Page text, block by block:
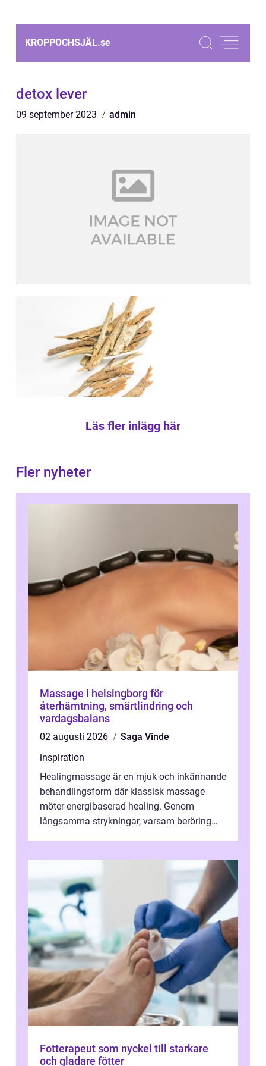
KROPPOCHSJÄL.se
detox lever
09 september 2023 admin
Läs fler inlägg här
Fler nyheter
Massage i helsingborg för
återhämtning, smärtlindring och
vardagsbalans
02 augusti 2026
Saga Vinde
inspiration
Healingmassage är en mjuk och inkännande
behandlingsform där klassisk massage
möter energibaserad healing. Genom
långsamma strykningar, varsam beröring
Fotterapeut som nyckel till starkare
och gladare fötter